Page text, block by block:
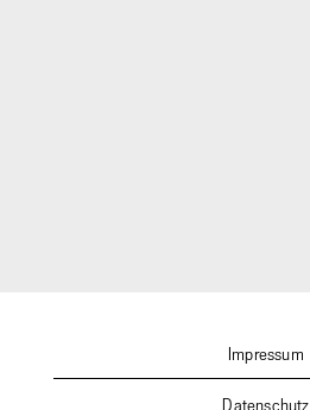
Impressum
Datenschutz